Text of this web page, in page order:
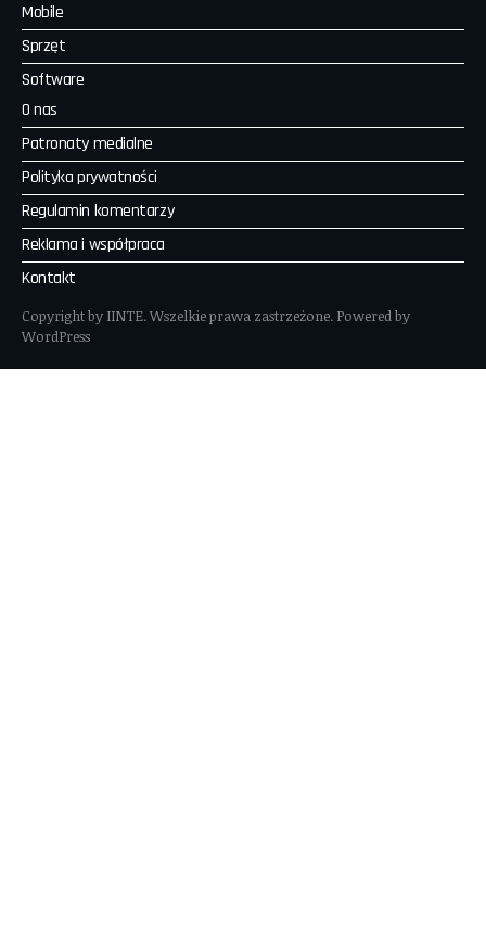
Mobile
Sprzęt
Software
O nas
Patronaty medialne
Polityka prywatności
Regulamin komentarzy
Reklama i współpraca
Kontakt
Copyright by IINTE. Wszelkie prawa zastrzeżone. Powered by
WordPress